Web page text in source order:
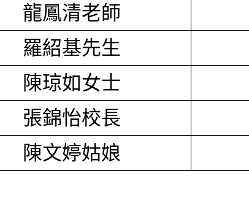
龍鳳清老師
羅紹基先生
陳琼如女士
張錦怡校長
陳文婷姑娘